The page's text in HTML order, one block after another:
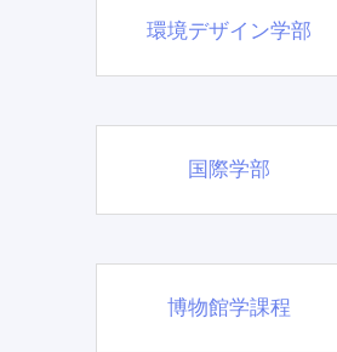
環境デザイン学部
国際学部
博物館学課程